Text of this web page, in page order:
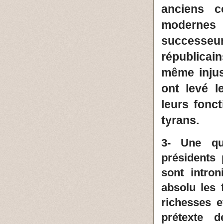
anciens
même
ont levé
leurs
tyrans.
3- Une
sont
absolu les
richesses
prétexte